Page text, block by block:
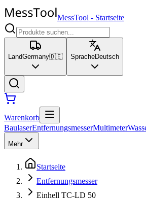
MessTool - Startseite
LandGermany🇩🇪 SpracheDeutsch
Warenkorb
BaulaserEntfernungsmesserMultimeter
Mehr
Startseite
Entfernungsmesser
Einhell TC-LD 50